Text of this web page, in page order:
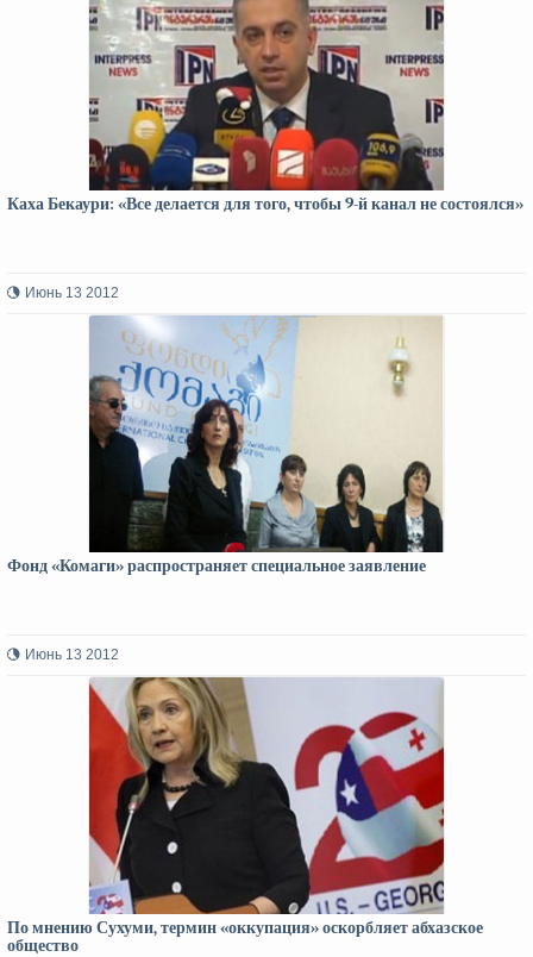
Каха Бекаури: «Все делается для того, чтобы 9-й канал не состоялся»
Июнь 13 2012
Фонд «Комаги» распространяет специальное заявление
Июнь 13 2012
По мнению Сухуми, термин «оккупация» оскорбляет абхазское
общество